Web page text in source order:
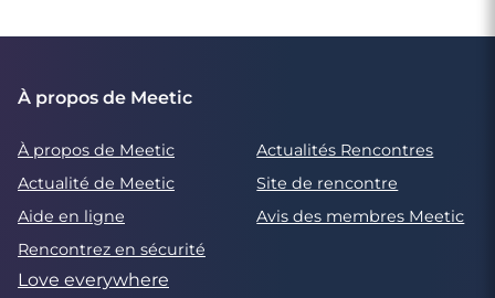
À propos de Meetic
À propos de Meetic
Actualités Rencontres
Actualité de Meetic
Site de rencontre
Aide en ligne
Avis des membres Meetic
Rencontrez en sécurité
Love everywhere